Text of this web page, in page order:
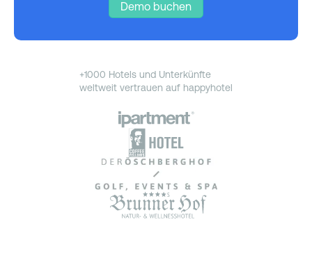
Demo buchen
+1000 Hotels und Unterkünfte
weltweit vertrauen auf happyhotel